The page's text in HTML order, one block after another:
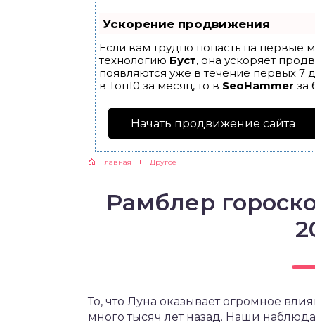
Ускорение продвижения
Если вам трудно попасть на первые
технологию Буст, она ускоряет
появляются уже в течение первых 7
в Топ10 за месяц, то в SeoHammer за
Начать продвижение сайта
Главная Другое
Рамблер
То, что Луна оказывает огромное
много тысяч лет назад. Наши